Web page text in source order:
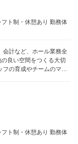
ト制・休憩あり 勤務体
良い空間をつくる大切
ト制・休憩あり 勤務体